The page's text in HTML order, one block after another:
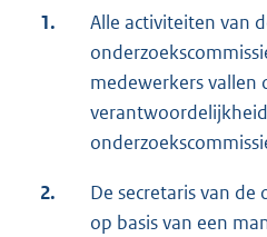
1.
Alle activiteiten van
medewerkers vallen
2.
De secretaris van de
op basis van een